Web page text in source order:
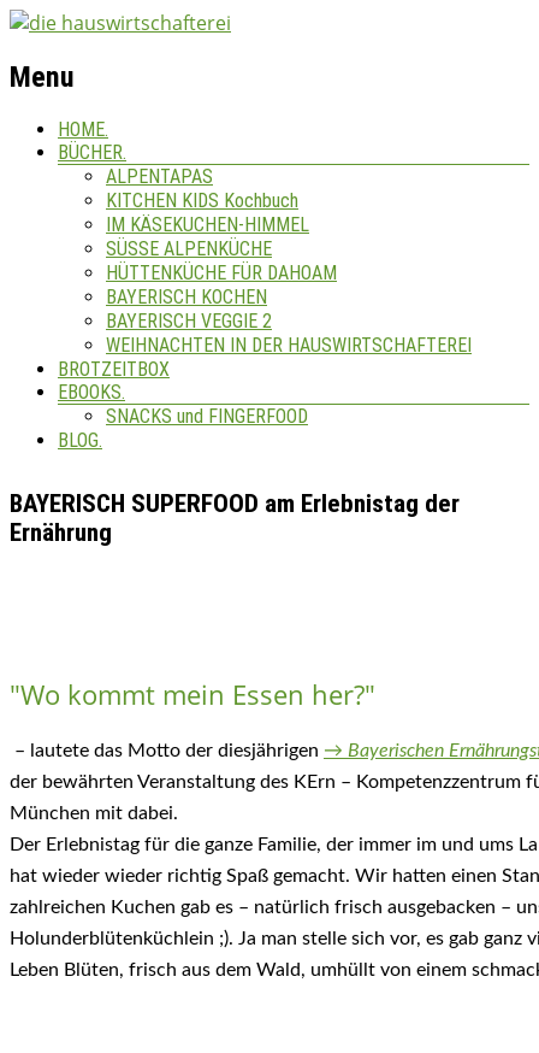
Menu
HOME.
BÜCHER.
ALPENTAPAS
KITCHEN KIDS Kochbuch
IM KÄSEKUCHEN-HIMMEL
SÜSSE ALPENKÜCHE
HÜTTENKÜCHE FÜR DAHOAM
BAYERISCH KOCHEN
BAYERISCH VEGGIE 2
WEIHNACHTEN IN DER HAUSWIRTSCHAFTEREI
BROTZEITBOX
EBOOKS.
SNACKS und FINGERFOOD
BLOG.
BAYERISCH SUPERFOOD am Erlebnistag der
Ernährung
"Wo kommt mein Essen her?"
– lautete das Motto der diesjährigen → Bayerischen
der bewährten Veranstaltung des KErn – Kompetenzzentrum
München mit dabei.
Der Erlebnistag für die ganze Familie, der immer im und ums
hat wieder wieder richtig Spaß gemacht. Wir hatten einen
zahlreichen Kuchen gab es – natürlich frisch ausgebacken –
Holunderblütenküchlein ;). Ja man stelle sich vor, es gab ganz
Leben Blüten, frisch aus dem Wald, umhüllt von einem